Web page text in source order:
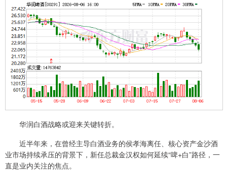
华润白酒战略或迎来关键转折。
近半年来，在曾经主导白酒业务的侯孝海离任、核心资产金沙酒
业市场持续承压的背景下，新任总裁金汉权如何延续“啤+白”路径，一
直是业内关注的焦点。